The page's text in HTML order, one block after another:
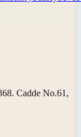
Cadde No.61,